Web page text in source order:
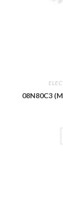
08N80C3